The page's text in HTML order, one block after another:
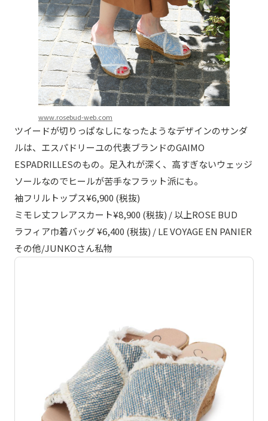
www.rosebud-web.com
ツイードが切りっぱなしになったようなデザインのサンダ
ルは、エスパドリーユの代表ブランドのGAIMO
ESPADRILLESのもの。足入れが深く、高すぎないウェッジ
ソールなのでヒールが苦手なフラット派にも。
袖フリルトップス¥6,900 (税抜)
ミモレ丈フレアスカート¥8,900 (税抜) / 以上ROSE BUD
ラフィア巾着バッグ ¥6,400 (税抜) / LE VOYAGE EN PANIER
その他/JUNKOさん私物